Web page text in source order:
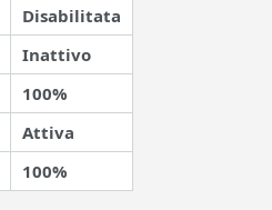
Disabilitata
Inattivo
100%
Attiva
100%